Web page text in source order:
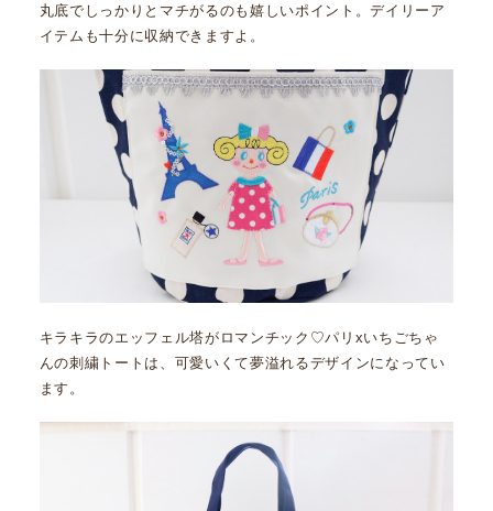
丸底でしっかりとマチがるのも嬉しいポイント。デイリーア
イテムも十分に収納できますよ。
キラキラのエッフェル塔がロマンチック♡パリxいちごちゃ
んの刺繍トートは、可愛いくて夢溢れるデザインになってい
ます。